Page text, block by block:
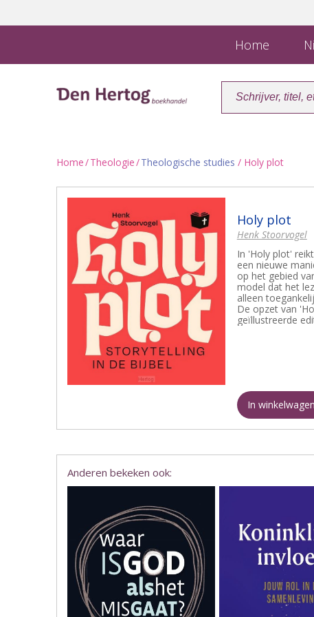
Home
Home/Theologie/Theologische studies / Holy plot
Holy plot
Henk Stoorvogel
In 'Holy plot'
een nieuwe
op het gebied
model dat het
alleen
De opzet van
geïllustreerde
In winkelwagen
Anderen bekeken ook: